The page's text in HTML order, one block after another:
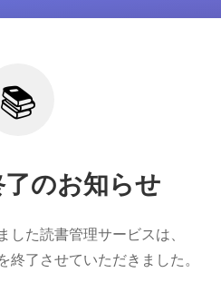
📚
のお知らせ
た読書管理サービスは、
了させていただきました。